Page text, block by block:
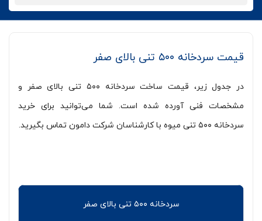
قیمت سردخانه ۵۰۰ تنی بالای صفر
در جدول زیر، قیمت ساخت سردخانه ۵۰۰ تنی بالای صفر و
مشخصات فنی آورده شده است. شما می‌توانید برای خرید
سردخانه ۵۰۰ تنی میوه با کارشناسان شرکت دامون تماس بگیرید.
سردخانه ۵۰۰ تنی بالای صفر